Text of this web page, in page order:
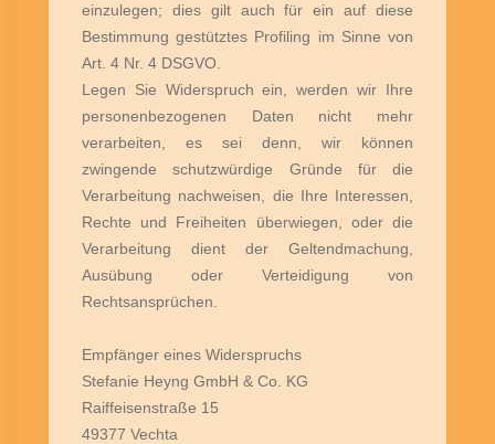
einzulegen; dies gilt auch für ein auf diese
Bestimmung gestütztes Profiling im Sinne von
Art. 4 Nr. 4 DSGVO.
Legen Sie Widerspruch ein, werden wir Ihre
personenbezogenen Daten nicht mehr
verarbeiten, es sei denn, wir können
zwingende schutzwürdige Gründe für die
Verarbeitung nachweisen, die Ihre Interessen,
Rechte und Freiheiten überwiegen, oder die
Verarbeitung dient der Geltendmachung,
Ausübung oder Verteidigung von
Rechtsansprüchen.
Empfänger eines Widerspruchs
Stefanie Heyng GmbH & Co. KG
Raiffeisenstraße 15
49377 Vechta